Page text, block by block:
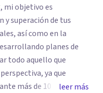
mi objetivo es
superación de tus
así como en la
planes de
todo aquello que
más de 10 años, fui
leer más